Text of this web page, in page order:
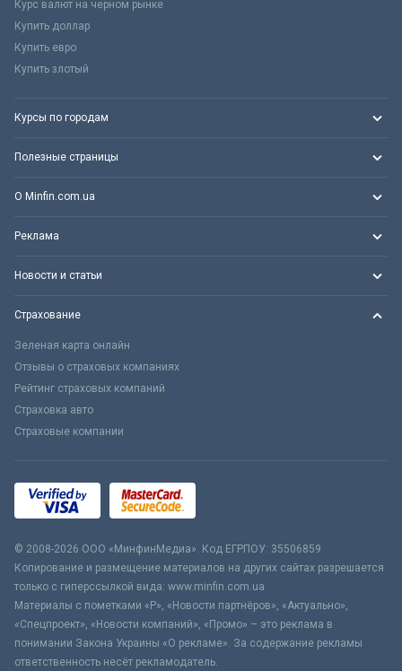
Курс валют на черном рынке
Купить доллар
Купить евро
Купить злотый
Курсы по городам
Полезные страницы
О Minfin.com.ua
Реклама
Новости и статьи
Страхование
Зеленая карта онлайн
Отзывы о страховых компаниях
Рейтинг страховых компаний
Страховка авто
Страховые компании
© 2008-2026 ООО «МинфинМедиа». Код ЕГРПОУ: 35506859
Копирование и размещение материалов на других сайтах разрешается
только с гиперссылкой вида: www.minfin.com.ua
Материалы с пометками «Р», «Новости партнёров», «Актуально»,
«Спецпроект», «Новости компаний», «Промо» – это реклама в
понимании Закона Украины «О рекламе». За содержание рекламы
ответственность несёт рекламодатель.